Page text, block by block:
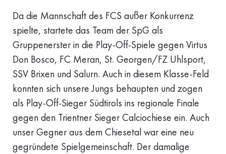
Da die Mannschaft des FCS außer Konkurrenz
spielte, startete das Team der SpG als
Gruppenerster in die Play-Off-Spiele gegen Virtus
Don Bosco, FC Meran, St. Georgen/FZ Uhlsport,
SSV Brixen und Salurn. Auch in diesem Klasse-Feld
konnten sich unsere Jungs behaupten und zogen
als Play-Off-Sieger Südtirols ins regionale Finale
gegen den Trientner Sieger Calciochiese ein. Auch
unser Gegner aus dem Chiesetal war eine neu
gegründete Spielgemeinschaft. Der damalige